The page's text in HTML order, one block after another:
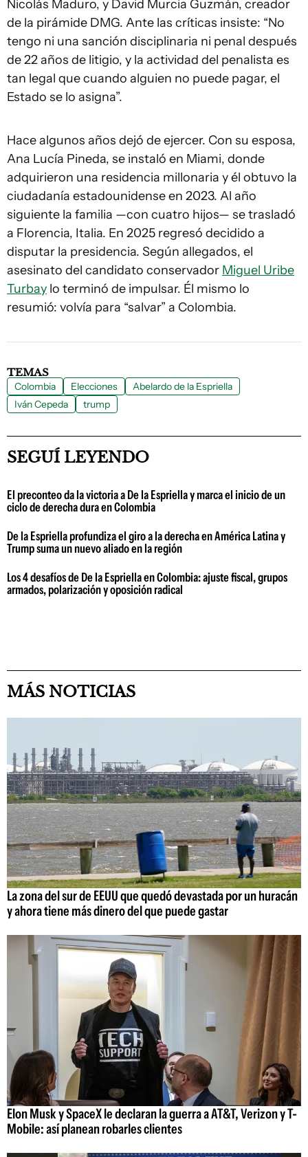
Nicolás Maduro, y David Murcia Guzmán, creador
de la pirámide DMG. Ante las críticas insiste: “No
tengo ni una sanción disciplinaria ni penal después
de 22 años de litigio, y la actividad del penalista es
tan legal que cuando alguien no puede pagar, el
Estado se lo asigna”.
Hace algunos años dejó de ejercer. Con su esposa,
Ana Lucía Pineda, se instaló en Miami, donde
adquirieron una residencia millonaria y él obtuvo la
ciudadanía estadounidense en 2023. Al año
siguiente la familia —con cuatro hijos— se trasladó
a Florencia, Italia. En 2025 regresó decidido a
disputar la presidencia. Según allegados, el
asesinato del candidato conservador Miguel Uribe
Turbay lo terminó de impulsar. Él mismo lo
resumió: volvía para “salvar” a Colombia.
TEMAS
Colombia Elecciones
Abelardo de la Espriella
Iván Cepeda
trump
SEGUÍ LEYENDO
El preconteo da la victoria a De la Espriella y marca el inicio de un
ciclo de derecha dura en Colombia
De la Espriella profundiza el giro a la derecha en América Latina y
Trump suma un nuevo aliado en la región
Los 4 desafíos de De la Espriella en Colombia: ajuste fiscal, grupos
armados, polarización y oposición radical
MÁS NOTICIAS
La zona del sur de EEUU que quedó devastada por un huracán
y ahora tiene más dinero del que puede gastar
Elon Musk y SpaceX le declaran la guerra a AT&T, Verizon y T-
Mobile: así planean robarles clientes